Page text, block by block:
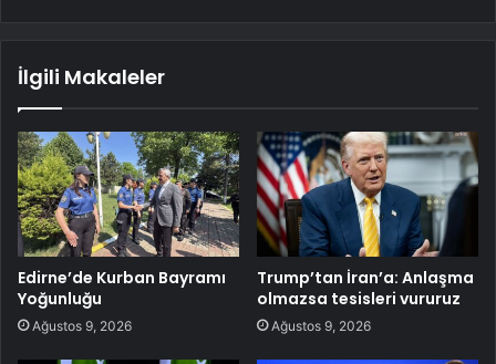
İlgili Makaleler
Edirne’de Kurban Bayramı
Yoğunluğu
Ağustos 9, 2026
Trump’tan İran’a: Anlaşma
olmazsa tesisleri vururuz
Ağustos 9, 2026